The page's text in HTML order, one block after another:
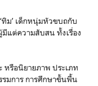
ทิม’ เด็กหนุ่มหัวขบถกับ
แต่ความสับสน ทั้งเรื่อง
หรือนิยายภาพ ประเภท
มการ การศึกษาขั้นพื้น